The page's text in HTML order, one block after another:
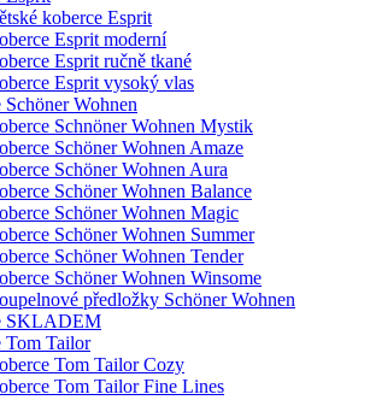
koberce Esprit
Esprit moderní
Esprit ručně tkané
Esprit vysoký vlas
Wohnen
Schnöner Wohnen Mystik
Schöner Wohnen Amaze
Schöner Wohnen Aura
Schöner Wohnen Balance
Schöner Wohnen Magic
Schöner Wohnen Summer
Schöner Wohnen Tender
Schöner Wohnen Winsome
předložky Schöner Wohnen
SKLADEM
Tom Tailor
Tom Tailor Cozy
Tom Tailor Fine Lines